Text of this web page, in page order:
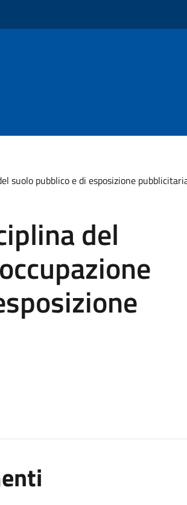
suolo pubblico e di esposizione
del